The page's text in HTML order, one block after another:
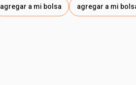
agregar a mi bolsa agregar a mi